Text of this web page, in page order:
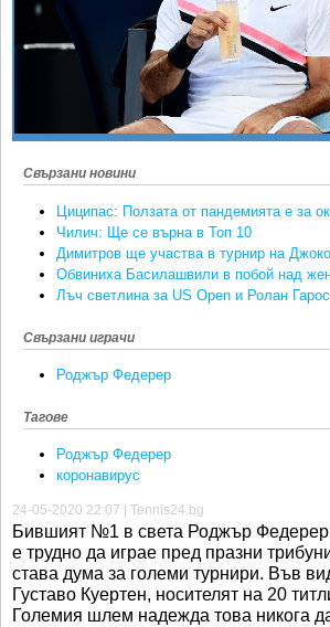
SOFIA OPEN
КЛУБОВЕ
Ретро
Спорт&Фитнес
Свързани новини
Циципас: Ползата от пандемията е за
Чилич: Ще се върна в Топ 10
Димитров ще участва в турнир на
Обвиниха Басилашвили в побой над
Лъч светлина за US Open и Ролан Гарос
Свързани играчи
Роджър Федерер
Тагове
Роджър Федерер
коронавирус
24-05-2020 22:07 | Tennis24.bg
Бившият №1 в света Роджър
е трудно да играе пред празни
става дума за големи турнири. Във
Густаво Куертен, носителят на 20
Големия шлем надежда това никога